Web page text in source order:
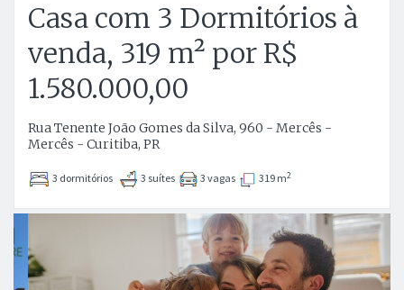
Casa com 3 Dormitórios à
venda, 319 m² por R$
1.580.000,00
Rua Tenente João Gomes da Silva, 960 - Mercês -
Mercês - Curitiba, PR
3 dormitórios 3 suítes 3 vagas 319 m2
Anterior